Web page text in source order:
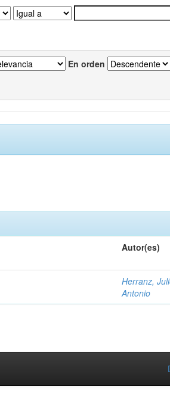
En orden
Autor(es)
Herranz,
Antonio